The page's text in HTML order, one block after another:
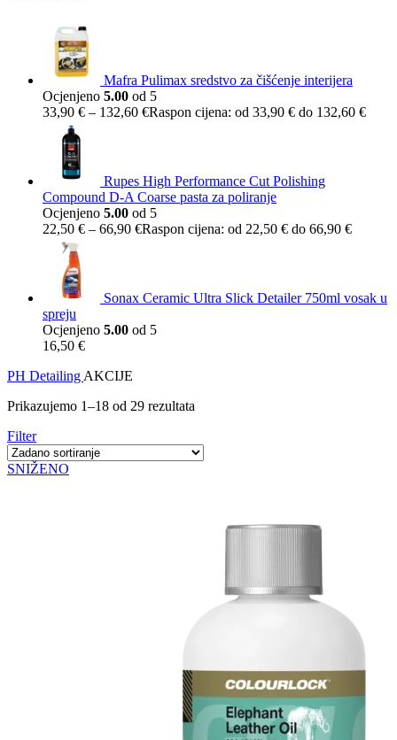
Mafra Pulimax sredstvo za čišćenje interijera
Ocjenjeno 5.00 od 5
33,90 € – 132,60 €Raspon cijena: od 33,90 € do 132,60 €
Rupes High Performance Cut Polishing
Compound D-A Coarse pasta za poliranje
Ocjenjeno 5.00 od 5
22,50 € – 66,90 €Raspon cijena: od 22,50 € do 66,90 €
Sonax Ceramic Ultra Slick Detailer 750ml vosak u
spreju
Ocjenjeno 5.00 od 5
16,50 €
PH Detailing AKCIJE
Prikazujemo 1–18 od 29 rezultata
Filter
SNIŽENO